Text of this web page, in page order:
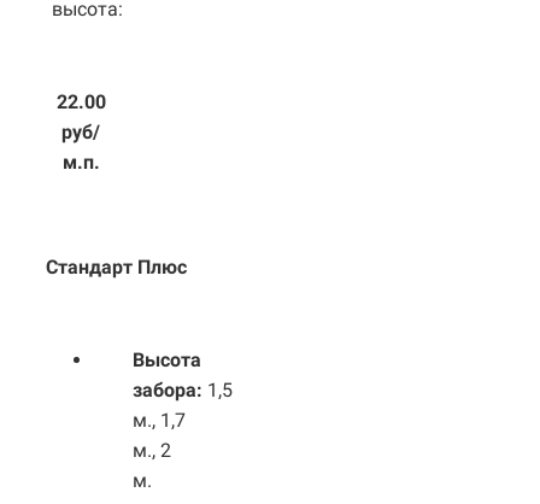
высота:
22.00
руб/
м.п.
Стандарт Плюс
Высота
забора: 1,5
м., 1,7
м., 2
м.